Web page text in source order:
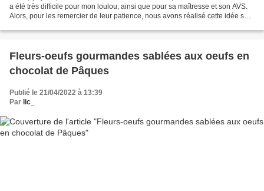
a été très difficile pour mon loulou, ainsi que pour sa maîtresse et son AVS.
Alors, pour les remercier de leur patience, nous avons réalisé cette idée sur
Fleurs-oeufs gourmandes sablées aux oeufs en
chocolat de Pâques
Publié le 21/04/2022 à 13:39
Par lic_